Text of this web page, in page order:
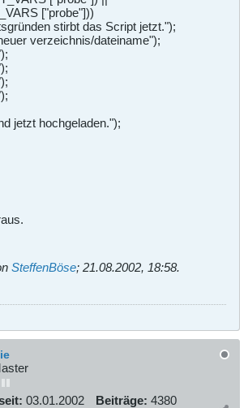
["probe"]))
stirbt das Script jetzt.");
verzeichnis/dateiname");
jetzt hochgeladen.");
SteffenBöse; 21.08.2002, 18:58.
03.01.2002 Beiträge: 4380